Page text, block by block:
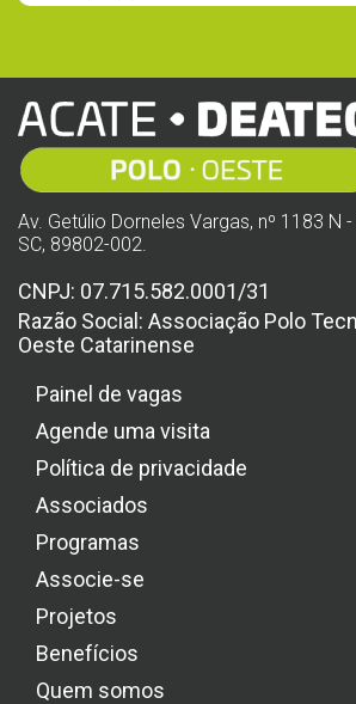
Av. Getúlio Dorneles Vargas, nº 1183 N
SC, 89802-002.
CNPJ: 07.715.582.0001/31
Razão Social: Associação Polo
Oeste Catarinense
Painel de vagas
Agende uma visita
Política de privacidade
Associados
Programas
Associe-se
Projetos
Benefícios
Quem somos